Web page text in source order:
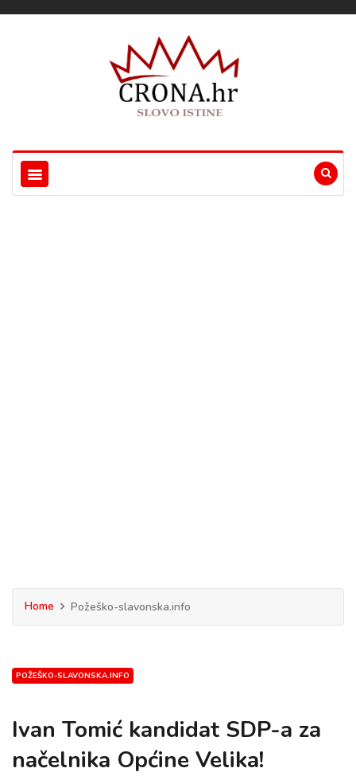
Home Požeško-slavonska.info
POŽEŠKO-SLAVONSKA.INFO
Ivan Tomić kandidat SDP-a za
načelnika Općine Velika!